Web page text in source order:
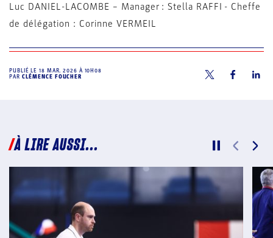
Luc DANIEL-LACOMBE – Manager : Stella RAFFI - Cheffe
de délégation : Corinne VERMEIL
PUBLIÉ LE18 MAR. 2026 À 10H08
PAR CLÉMENCE FOUCHER
À LIRE AUSSI...